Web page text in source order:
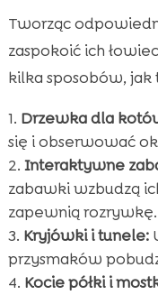
Tworząc
zaspokoić ich
kilka sposobów, jak
Drzewka dla
się i obserwować
Interaktywne
zabawki wzbudzą
zapewnią rozrywkę.
Kryjówki i tunele:
przysmaków
Kocie półki i